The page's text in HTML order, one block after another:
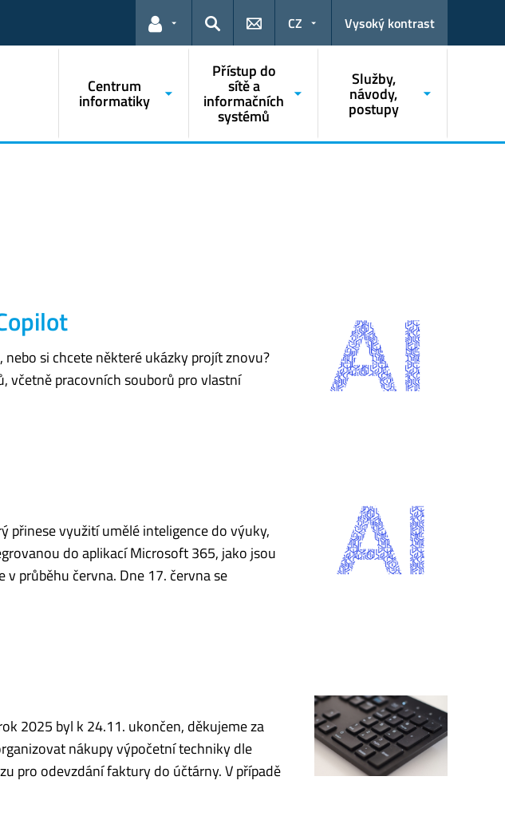
Odkazy pro uživatele
Hledat
CZ Vysoký kontrast
Centrum
informatiky
Přístup do
sítě a
informačních
systémů
Služby,
návody,
postupy
si chcete některé ukázky projít znovu?
včetně pracovních souborů pro vlastní
přinese využití umělé inteligence do výuky,
do aplikací Microsoft 365, jako jsou
průběhu června. Dne 17. června se
2025 byl k 24.11. ukončen, děkujeme za
nákupy výpočetní techniky dle
pro odevzdání faktury do účtárny. V případě